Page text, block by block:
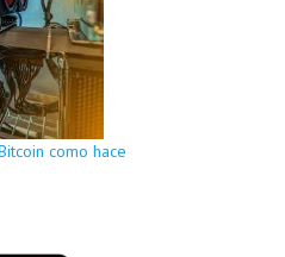
como hace